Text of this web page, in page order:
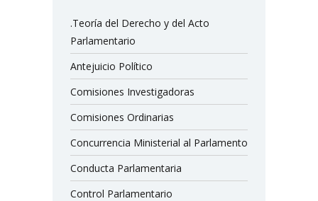
.Teoría del Derecho y del Acto
Parlamentario
Antejuicio Político
Comisiones Investigadoras
Comisiones Ordinarias
Concurrencia Ministerial al Parlamento
Conducta Parlamentaria
Control Parlamentario